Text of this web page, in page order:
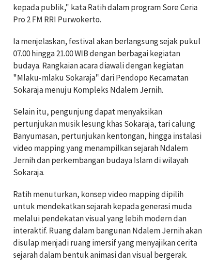
kepada publik," kata Ratih dalam program Sore Ceria
Pro 2 FM RRI Purwokerto.
Ia menjelaskan, festival akan berlangsung sejak pukul
07.00 hingga 21.00 WIB dengan berbagai kegiatan
budaya. Rangkaian acara diawali dengan kegiatan
"Mlaku-mlaku Sokaraja" dari Pendopo Kecamatan
Sokaraja menuju Kompleks Ndalem Jernih.
Selain itu, pengunjung dapat menyaksikan
pertunjukan musik lesung khas Sokaraja, tari calung
Banyumasan, pertunjukan kentongan, hingga instalasi
video mapping yang menampilkan sejarah Ndalem
Jernih dan perkembangan budaya Islam di wilayah
Sokaraja.
Ratih menuturkan, konsep video mapping dipilih
untuk mendekatkan sejarah kepada generasi muda
melalui pendekatan visual yang lebih modern dan
interaktif. Ruang dalam bangunan Ndalem Jernih akan
disulap menjadi ruang imersif yang menyajikan cerita
sejarah dalam bentuk animasi dan visual bergerak.